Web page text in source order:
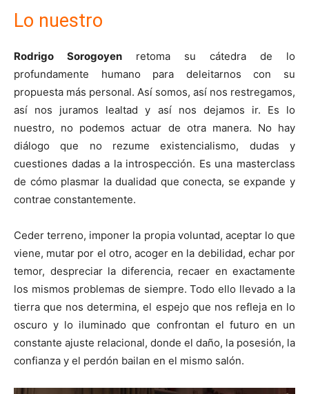
Lo nuestro
Rodrigo Sorogoyen retoma su cátedra de lo
profundamente humano para deleitarnos con su
propuesta más personal. Así somos, así nos restregamos,
así nos juramos lealtad y así nos dejamos ir. Es lo
nuestro, no podemos actuar de otra manera. No hay
diálogo que no rezume existencialismo, dudas y
cuestiones dadas a la introspección. Es una masterclass
de cómo plasmar la dualidad que conecta, se expande y
contrae constantemente.
Ceder terreno, imponer la propia voluntad, aceptar lo que
viene, mutar por el otro, acoger en la debilidad, echar por
temor, despreciar la diferencia, recaer en exactamente
los mismos problemas de siempre. Todo ello llevado a la
tierra que nos determina, el espejo que nos refleja en lo
oscuro y lo iluminado que confrontan el futuro en un
constante ajuste relacional, donde el daño, la posesión, la
confianza y el perdón bailan en el mismo salón.